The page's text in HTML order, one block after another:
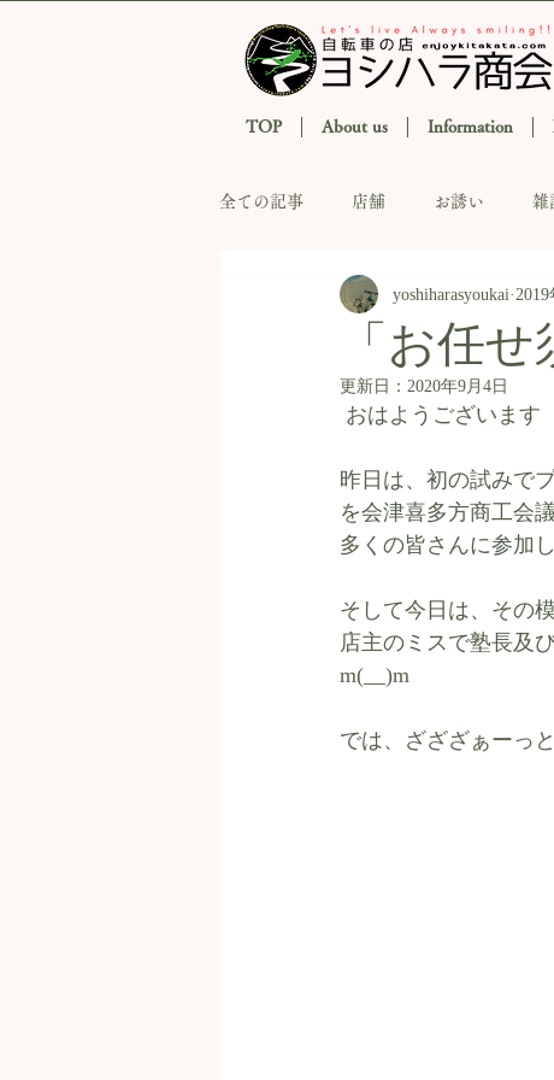
TOP About us Information
全ての記事 店舗 お誘い 雑
「お任
yoshiharasyoukai
更新日： 2020年9月4日
おはようございます
昨日は、初の試みで
を会津喜多方商工会
多くの皆さんに参加
そして今日は、その
店主のミスで塾長及
m(__)m
では、ざざざぁーっと